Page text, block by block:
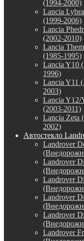
(1994-2000)
Lancia
(1999-2006)
Lancia
(2002-2010)
Lancia
(1985-1995)
Lancia Y10
1996)
Lancia Y11
2003)
Lancia Y12/
(2003-2011)
Lancia Zeta
2002)
Автостекло
Landrover
Landrover
Landrover
Landrover
Landrover
Landrover